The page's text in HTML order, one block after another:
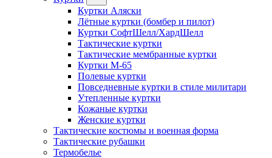
Куртки Аляски
Лётные куртки (бомбер и пилот)
Куртки СофтШелл/ХардШелл
Тактические куртки
Тактические мембранные куртки
Куртки М-65
Полевые куртки
Повседневные куртки в стиле милитари
Утепленные куртки
Кожаные куртки
Женские куртки
Тактические костюмы и военная форма
Тактические рубашки
Термобелье